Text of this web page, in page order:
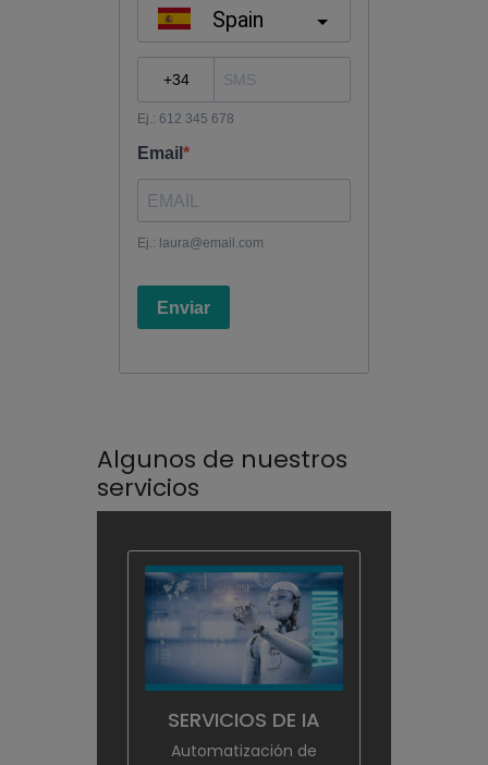
Algunos de nuestros
servicios
SERVICIOS DE IA
Automatización de